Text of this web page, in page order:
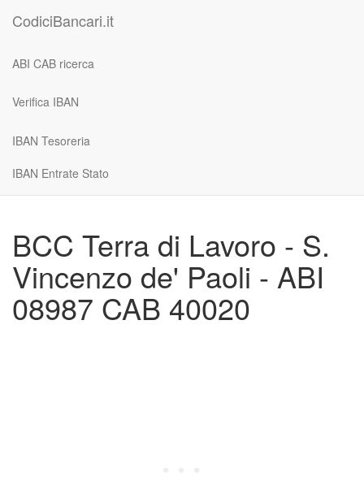
CodiciBancari.it
ABI CAB ricerca
Verifica IBAN
IBAN Tesoreria
IBAN Entrate Stato
BCC Terra di Lavoro - S.
Vincenzo de' Paoli - ABI
08987 CAB 40020